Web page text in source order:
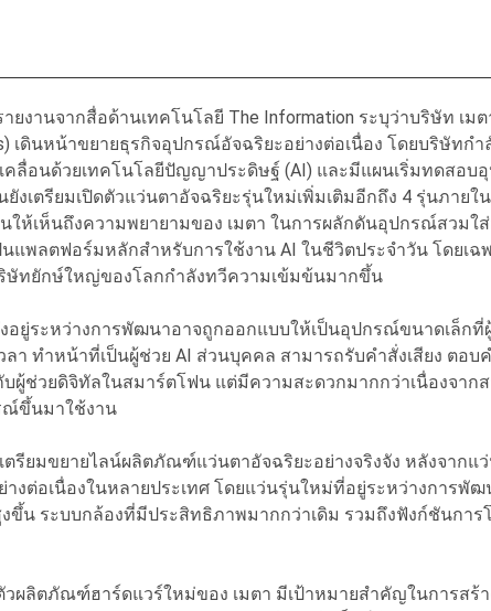
งานจากสื่อด้านเทคโนโลยี The Information ระบุว่าบริษัท เมต
เดินหน้าขยายธุรกิจอุปกรณ์อัจฉริยะอย่างต่อเนื่อง โดยบริษัทก
คลื่อนด้วยเทคโนโลยีปัญญาประดิษฐ์ (AI) และมีแผนเริ่มทดสอบ
งเตรียมเปิดตัวแว่นตาอัจฉริยะรุ่นใหม่เพิ่มเติมอีกถึง 4 รุ่นภายใ
ให้เห็นถึงความพยายามของ เมตา ในการผลักดันอุปกรณ์สวมใ
นแพลตฟอร์มหลักสำหรับการใช้งาน AI ในชีวิตประจำวัน โดยเฉ
ษัทยักษ์ใหญ่ของโลกกำลังทวีความเข้มข้นมากขึ้น
อยู่ระหว่างการพัฒนาอาจถูกออกแบบให้เป็นอุปกรณ์ขนาดเล็กที่
า ทำหน้าที่เป็นผู้ช่วย AI ส่วนบุคคล สามารถรับคำสั่งเสียง ตอบ
บผู้ช่วยดิจิทัลในสมาร์ตโฟน แต่มีความสะดวกมากกว่าเนื่องจากส
ณ์ขึ้นมาใช้งาน
ตรียมขยายไลน์ผลิตภัณฑ์แว่นตาอัจฉริยะอย่างจริงจัง หลังจากแว่
งต่อเนื่องในหลายประเทศ โดยแว่นรุ่นใหม่ที่อยู่ระหว่างการพัฒ
ขึ้น ระบบกล้องที่มีประสิทธิภาพมากกว่าเดิม รวมถึงฟังก์ชันการ
วผลิตภัณฑ์ฮาร์ดแวร์ใหม่ของ เมตา มีเป้าหมายสำคัญในการสร้า